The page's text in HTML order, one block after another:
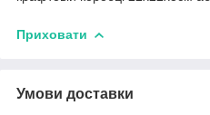
Приховати
Умови доставки